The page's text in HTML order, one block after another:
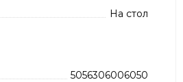
На стол
5056306006050